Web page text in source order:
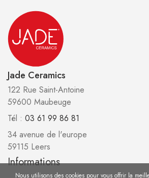
Jade Ceramics
122 Rue Saint-Antoine
59600 Maubeuge
Tél : 03 61 99 86 81
34 avenue de l'europe
59115 Leers
Informations
Nous utilisons des cookies pour vous offrir la